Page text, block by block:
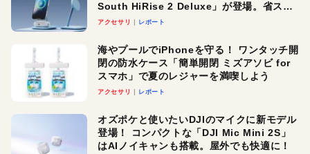
South HiRise 2 Deluxe」が登場。省スペ
ースでおしゃれに充電したい人にオスス
アクセサリ レポート
海やプールでiPhoneを守る！ ワンタッチ開
閉の防水ケース「簡単開閉 ミズアソビ for
スマホ」で夏のレジャーを満喫しよう
アクセサリ レポート
オズポケと使いたいDJIのマイクに新モデル
登場！ コンパクトな「DJI Mic Mini 2S」
はAIノイキャンも搭載。屋外でも快適に！